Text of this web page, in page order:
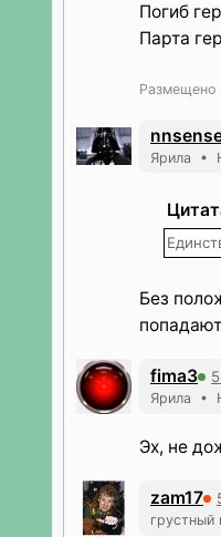
Погиб
Парта
Размещено
Ярила •
Без
fima3
Ярила •
Эх, не
zam17
грустный